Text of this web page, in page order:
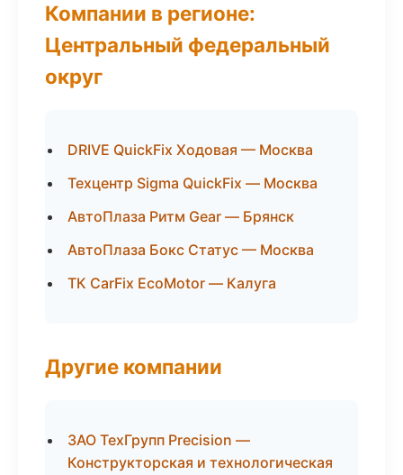
Компании в регионе:
Центральный федеральный
округ
DRIVE QuickFix Ходовая — Москва
Техцентр Sigma QuickFix — Москва
АвтоПлаза Ритм Gear — Брянск
АвтоПлаза Бокс Статус — Москва
ТК CarFix EcoMotor — Калуга
Другие компании
ЗАО ТехГрупп Precision —
Конструкторская и технологическая